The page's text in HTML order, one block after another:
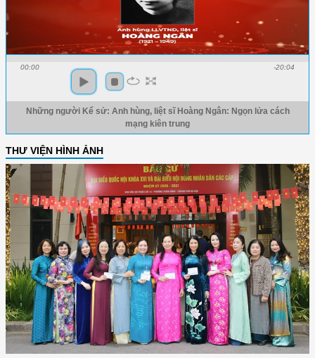
00:00 -20:04
Những người Kể sử: Anh hùng, liệt sĩ Hoàng Ngân: Ngọn lửa cách
mạng kiên trung
THƯ VIỆN HÌNH ẢNH